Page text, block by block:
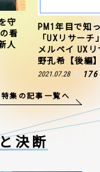
守
看
人
PM1年目で知
「UXリサー
メルペイ UX
野孔希【後編
2021.07.28 176
特集の記事一覧へ
決断